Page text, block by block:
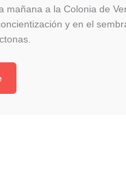
mañana a la Colonia de
y en el